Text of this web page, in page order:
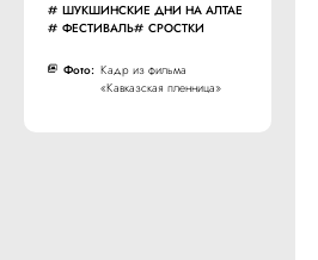
ШУКШИНСКИЕ ДНИ НА АЛТАЕ
ФЕСТИВАЛЬ
СРОСТКИ
Фото: Кадр из фильма
«Кавказская пленница»